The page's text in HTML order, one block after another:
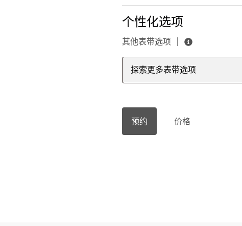
个性化选项
其他表带选项
探索更多表带选项
预约 价格